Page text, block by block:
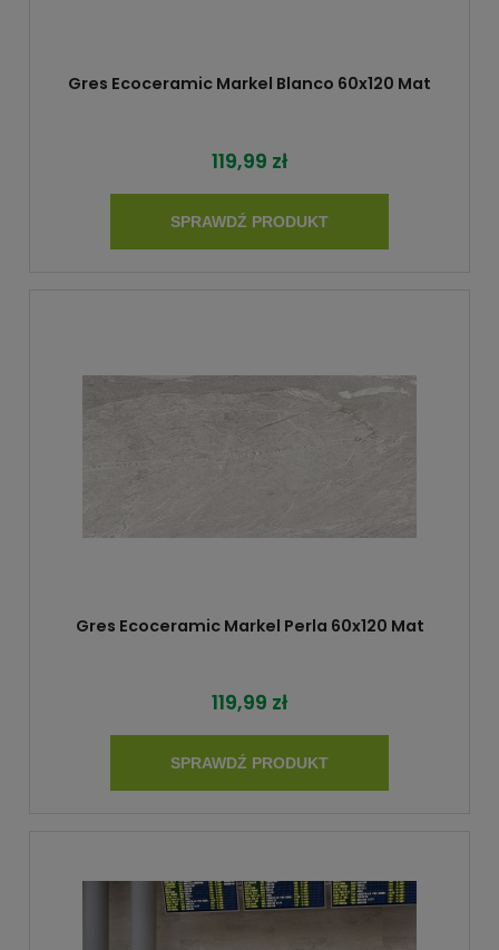
Gres Ecoceramic Markel Blanco 60x120 Mat
119,99 zł
SPRAWDŹ PRODUKT
Gres Ecoceramic Markel Perla 60x120 Mat
119,99 zł
SPRAWDŹ PRODUKT